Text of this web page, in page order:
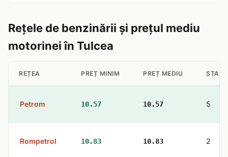
Rețele de benzinării și prețul mediu
motorinei în Tulcea
REȚEA PREȚ MINIM PREȚ MEDIU
Petrom 10.57 10.57 5
Rompetrol 10.83 10.83 2